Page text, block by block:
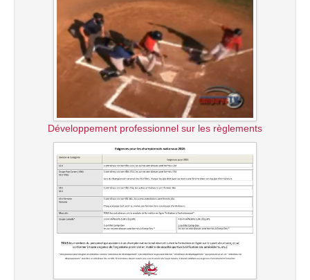
Développement professionnel sur les règlements